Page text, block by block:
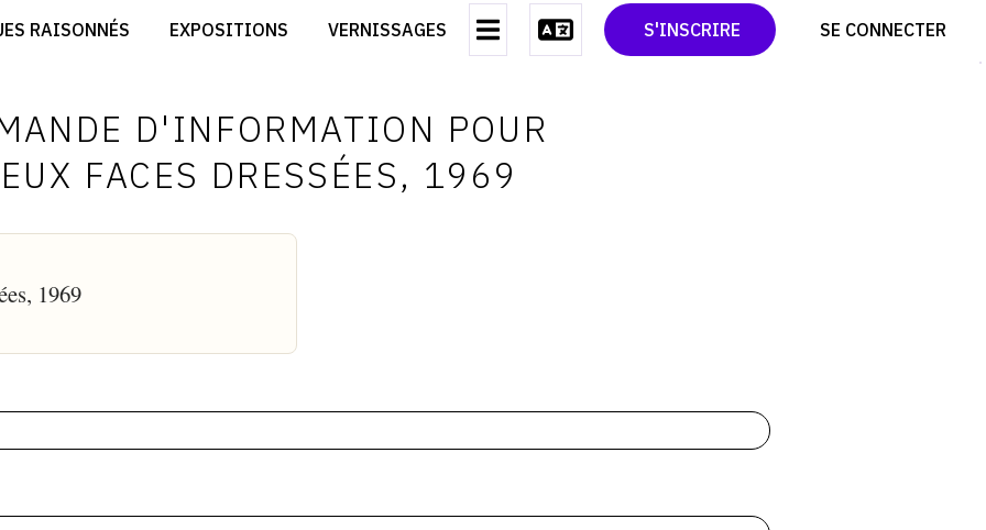
RAISONNÉS EXPOSITIONS VERNISSAGES S'INSCRIRE SE CONNECTER
CRÉER SON CATALOGUE D'EXPO
DEVENIR CONTRIBUTEUR
CONTACT
CGU
TWITTER
PINTEREST
D'INFORMATION POUR
FACES DRESSÉES, 1969
1969